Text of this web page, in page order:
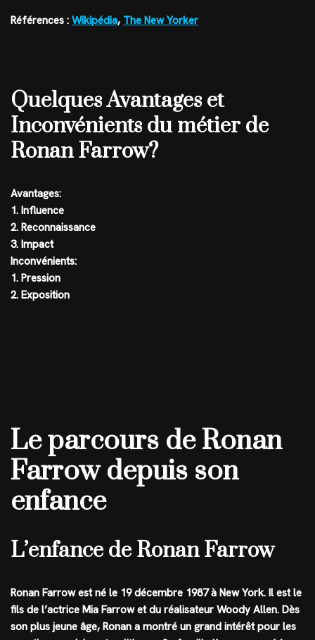
Références : Wikipédia, The New Yorker
Quelques Avantages et
Inconvénients du métier de
Ronan Farrow?
Avantages:
1. Influence
2. Reconnaissance
3. Impact
Inconvénients:
1. Pression
2. Exposition
Le parcours de Ronan
Farrow depuis son
enfance
L’enfance de Ronan Farrow
Ronan Farrow est né le 19 décembre 1987 à New York. Il est le
fils de l’actrice Mia Farrow et du réalisateur Woody Allen. Dès
son plus jeune âge, Ronan a montré un grand intérêt pour les